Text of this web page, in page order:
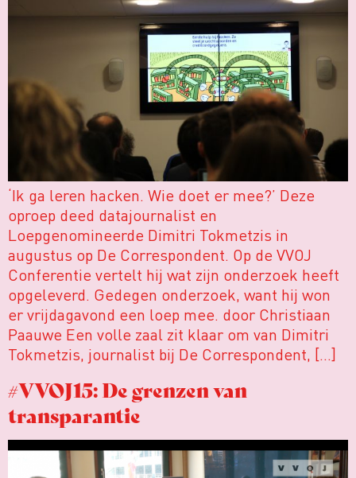
‘Ik ga leren hacken. Wie doet er mee?’ Deze
oproep deed datajournalist en
Loepgenomineerde Dimitri Tokmetzis in
augustus op De Correspondent. Op de VVOJ
Conferentie vertelt hij wat zijn onderzoek heeft
opgeleverd. Gedegen onderzoek, want hij won
er vrijdagavond een loep mee. door Christiaan
Paauwe Een volle zaal zit klaar om van Dimitri
Tokmetzis, journalist bij De Correspondent, […]
#VVOJ15: De grenzen van
transparantie